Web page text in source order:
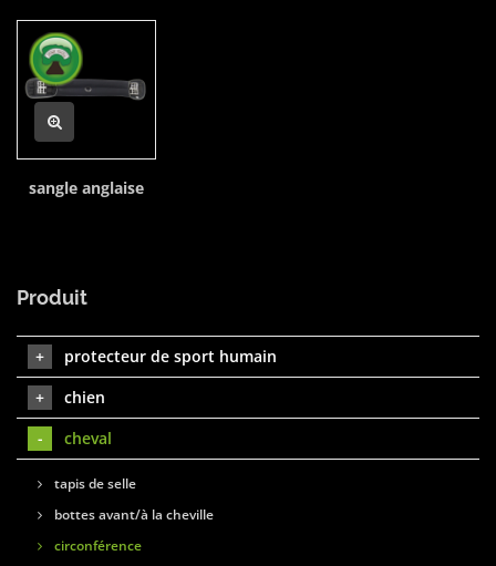
sangle anglaise
Produit
protecteur de sport humain
chien
cheval
tapis de selle
bottes avant/à la cheville
circonférence